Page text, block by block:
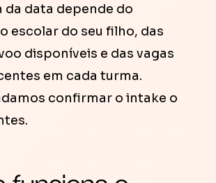
da data depende do
escolar do seu filho, das
disponíveis e das vagas
em cada turma.
confirmar o intake o